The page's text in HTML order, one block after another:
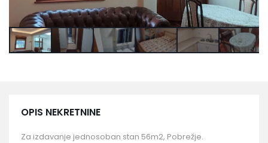
OPIS NEKRETNINE
Za izdavanje jednosoban stan 56m2, Pobrežje.